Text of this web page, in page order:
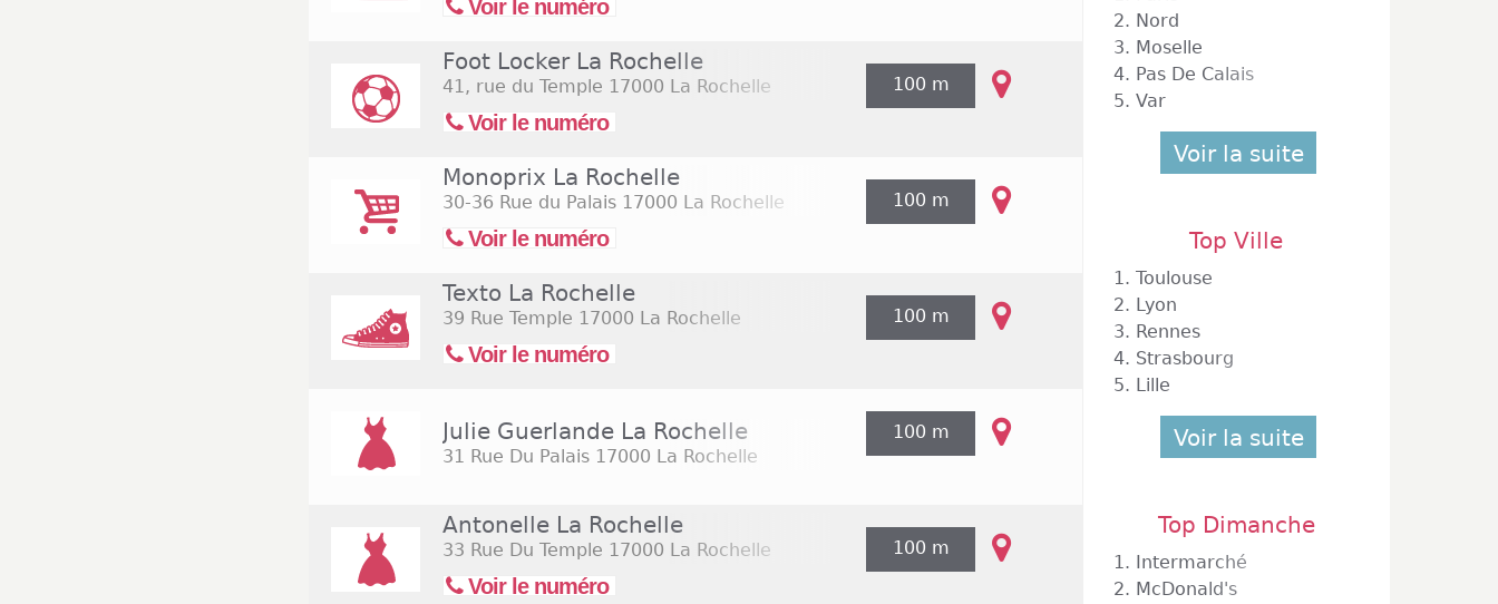
que les supermarchés Carrefour City, au nombre de 3 à La Rochelle, sont
nombreuses enseignes sont également présentes à la périphérie de la ville,
notamment sur la commune de Puilboreau, où la zone d'activités de Beaulieu
regroupe des magasins comme Bureau Center, Maisons du Monde ou encore
Fly. Ces magasins ouvrent traditionnellement en semaine, du lundi au samedi, en
sont programmées.
Voir le numéro
Foot Locker La Rochelle
41, rue du Temple 17000 La Rochelle
Voir le numéro
100 m
Monoprix La Rochelle
30-36 Rue du Palais 17000 La Rochelle
Voir le numéro
100 m
Texto La Rochelle
39 Rue Temple 17000 La Rochelle
Voir le numéro
100 m
Julie Guerlande La Rochelle
31 Rue Du Palais 17000 La Rochelle
100 m
Antonelle La Rochelle
33 Rue Du Temple 17000 La Rochelle
Voir le numéro
100 m
2. Nord
3. Moselle
4. Pas De Calais
5. Var
Voir la suite
Top Ville
1. Toulouse
2. Lyon
3. Rennes
4. Strasbourg
5. Lille
Voir la suite
Top Dimanche
1. Intermarché
2. McDonald's